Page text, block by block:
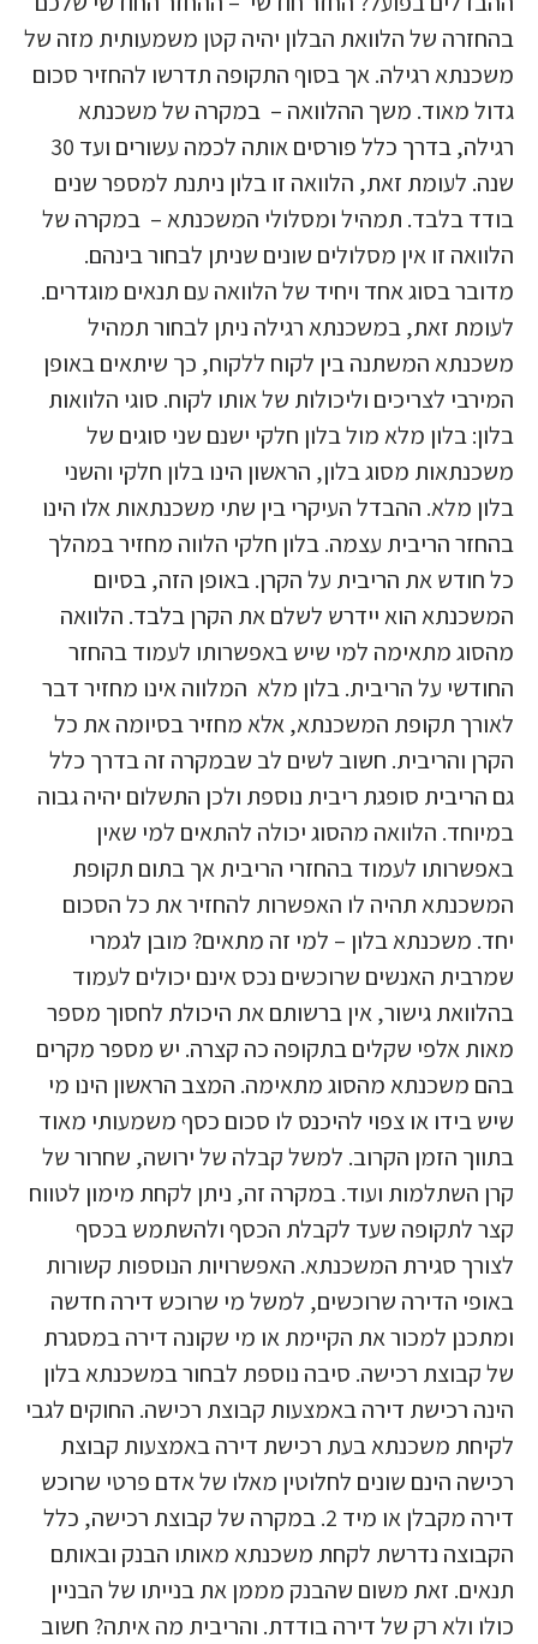
בהחזרה של הלוואת הבלון יהיה קטן משמעותית מזה של
משכנתא רגילה. אך בסוף התקופה תדרשו להחזיר סכום
גדול מאוד. משך ההלוואה – במקרה של משכנתא
רגילה, בדרך כלל פורסים אותה לכמה עשורים ועד 30
שנה. לעומת זאת, הלוואה זו בלון ניתנת למספר שנים
בודד בלבד. תמהיל ומסלולי המשכנתא – במקרה של
הלוואה זו אין מסלולים שונים שניתן לבחור בינהם.
מדובר בסוג אחד ויחיד של הלוואה עם תנאים מוגדרים.
לעומת זאת, במשכנתא רגילה ניתן לבחור תמהיל
משכנתא המשתנה בין לקוח ללקוח, כך שיתאים באופן
המירבי לצריכים וליכולות של אותו לקוח. סוגי הלוואות
בלון: בלון מלא מול בלון חלקי ישנם שני סוגים של
משכנתאות מסוג בלון, הראשון הינו בלון חלקי והשני
בלון מלא. ההבדל העיקרי בין שתי משכנתאות אלו הינו
בהחזר הריבית עצמה. בלון חלקי הלווה מחזיר במהלך
כל חודש את הריבית על הקרן. באופן הזה, בסיום
המשכנתא הוא יידרש לשלם את הקרן בלבד. הלוואה
מהסוג מתאימה למי שיש באפשרותו לעמוד בהחזר
החודשי על הריבית. בלון מלא המלווה אינו מחזיר דבר
לאורך תקופת המשכנתא, אלא מחזיר בסיומה את כל
הקרן והריבית. חשוב לשים לב שבמקרה זה בדרך כלל
גם הריבית סופגת ריבית נוספת ולכן התשלום יהיה גבוה
במיוחד. הלוואה מהסוג יכולה להתאים למי שאין
באפשרותו לעמוד בהחזרי הריבית אך בתום תקופת
המשכנתא תהיה לו האפשרות להחזיר את כל הסכום
יחד. משכנתא בלון – למי זה מתאים? מובן לגמרי
שמרבית האנשים שרוכשים נכס אינם יכולים לעמוד
בהלוואת גישור, אין ברשותם את היכולת לחסוך מספר
מאות אלפי שקלים בתקופה כה קצרה. יש מספר מקרים
בהם משכנתא מהסוג מתאימה. המצב הראשון הינו מי
שיש בידו או צפוי להיכנס לו סכום כסף משמעותי מאוד
בתווך הזמן הקרוב. למשל קבלה של ירושה, שחרור של
קרן השתלמות ועוד. במקרה זה, ניתן לקחת מימון לטווח
קצר לתקופה שעד לקבלת הכסף ולהשתמש בכסף
לצורך סגירת המשכנתא. האפשרויות הנוספות קשורות
באופי הדירה שרוכשים, למשל מי שרוכש דירה חדשה
ומתכנן למכור את הקיימת או מי שקונה דירה במסגרת
של קבוצת רכישה. סיבה נוספת לבחור במשכנתא בלון
הינה רכישת דירה באמצעות קבוצת רכישה. החוקים לגבי
לקיחת משכנתא בעת רכישת דירה באמצעות קבוצת
רכישה הינם שונים לחלוטין מאלו של אדם פרטי שרוכש
דירה מקבלן או מיד 2. במקרה של קבוצת רכישה, כלל
הקבוצה נדרשת לקחת משכנתא מאותו הבנק ובאותם
תנאים. זאת משום שהבנק מממן את בנייתו של הבניין
כולו ולא רק של דירה בודדת. והריבית מה איתה? חשוב